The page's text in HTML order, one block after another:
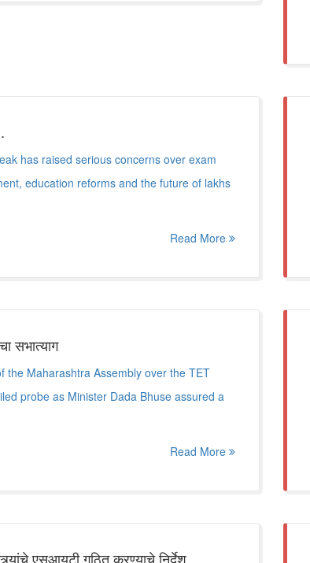
has raised serious concerns over exam
education reforms and the future of lakhs
Read More
सभात्याग
the Maharashtra Assembly over the TET
probe as Minister Dada Bhuse assured a
Read More
एसआयटी गठित करण्याचे निर्देश